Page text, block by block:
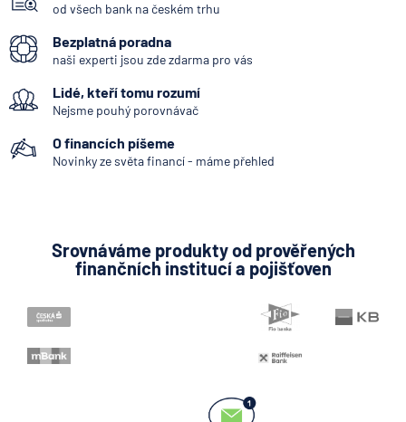
7.8.2026
6.8.2026 Daně
Když rozhoduje stres: nové
triky bankovních
podvodníků
od všech bank na českém trhu
Bezplatná poradna
naši experti jsou zde zdarma pro vás
Lidé, kteří tomu rozumí
Nejsme pouhý porovnávač
O financích píšeme
Novinky ze světa financí - máme přehled
Srovnáváme produkty od prověřených
finančních institucí a pojišťoven